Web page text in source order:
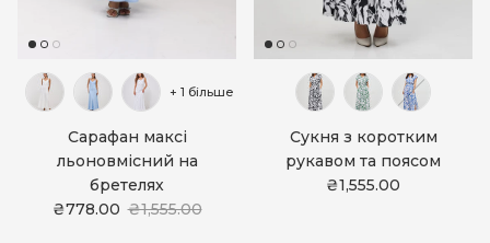
Сарафан максі
льоновмісний на
бретелях
₴778.00 ₴1,555.00
+ 1 більше
Сукня з коротким
рукавом та поясом
₴1,555.00